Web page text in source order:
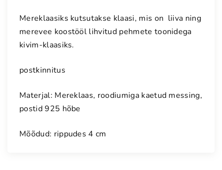
Mereklaasiks kutsutakse klaasi, mis on liiva ning
merevee koostööl lihvitud pehmete toonidega
kivim-klaasiks.
postkinnitus
Materjal: Mereklaas, roodiumiga kaetud messing,
postid 925 hõbe
Mõõdud: rippudes 4 cm